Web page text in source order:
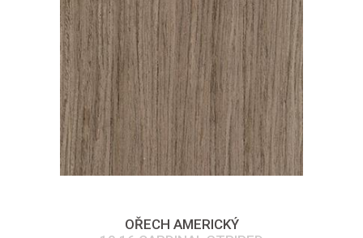
OŘECH AMERICKÝ